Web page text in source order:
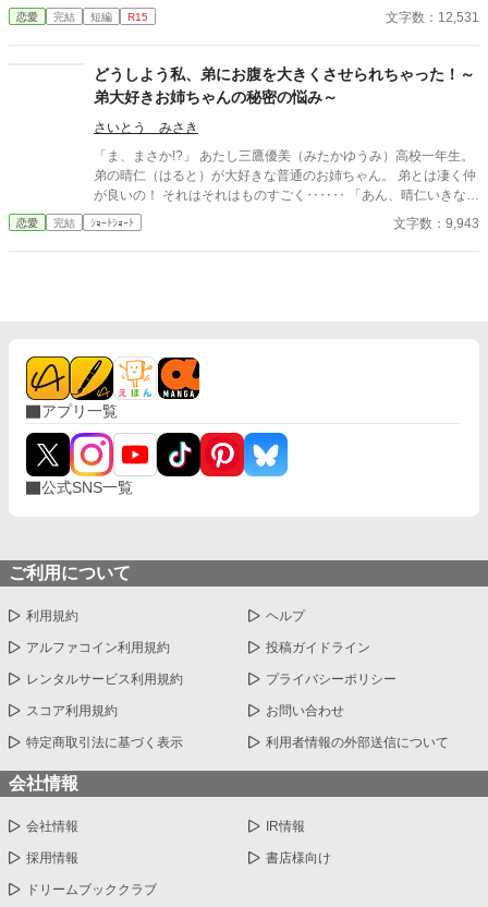
務付けられた手作り弁当。誰もが羨むラブラブっぷりだが、悠太
はこれを「家族愛」だと頑なに誤解（無視）している。 「ゆーた
の一途。周囲の冷やかしや、葵を狙う男子生徒のプレッシャーが
高まる中、悠太の**「幼馴染フィルター」**はついに限界を迎え
る。 この溺愛っぷり、いつまで「家族」で通せるのか？ 甘すぎる
日常が、悠太の鈍感な理性を溶かし尽くす――最初からクライマ
ックスの、超高濃度イチャイチャ・ラブコメ、開幕！
恋愛 完結 短編 R15 文字数：12,531
どうしよう私、弟にお腹を大きくさせられちゃった！～
弟大好きお姉ちゃんの秘密の悩み～
さいとう みさき
「ま、まさか!?」 あたし三鷹優美（みたかゆうみ）高校一年生。
弟の晴仁（はると）が大好きな普通のお姉ちゃん。 弟とは凄く仲
が良いの！ それはそれはものすごく‥‥‥ 「あん、晴仁いきなり
そんなのお口に入らないよぉ～♡」 そんな関係のあたしたち。 で
もある日トイレであたしはアレが来そうなのになかなか来ないの
恋愛 完結 ｼｮｰﾄｼｮｰﾄ 文字数：9,943
アプリ一覧
公式SNS一覧
ご利用について
利用規約 ヘルプ
アルファコイン利用規約 投稿ガイドライン
レンタルサービス利用規約 プライバシーポリシー
スコア利用規約 お問い合わせ
特定商取引法に基づく表示 利用者情報の外部送信について
会社情報
会社情報 IR情報
採用情報 書店様向け
ドリームブッククラブ